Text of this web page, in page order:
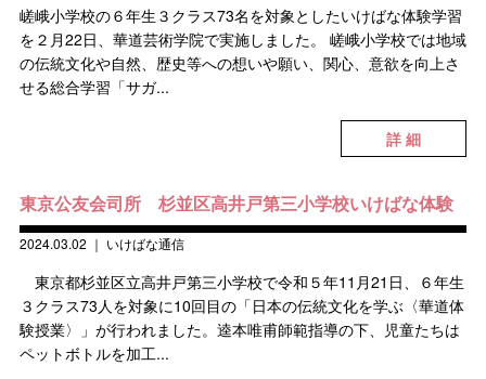
嵯峨小学校の６年生３クラス73名を対象としたいけばな体験学習
を２月22日、華道芸術学院で実施しました。 嵯峨小学校では地域
の伝統文化や自然、歴史等への想いや願い、関心、意欲を向上さ
せる総合学習「サガ...
詳 細
東京公友会司所 杉並区高井戸第三小学校いけばな体験
2024.03.02 ｜ いけばな通信
東京都杉並区立高井戸第三小学校で令和５年11月21日、６年生
３クラス73人を対象に10回目の「日本の伝統文化を学ぶ〈華道体
験授業〉」が行われました。逵本唯甫師範指導の下、児童たちは
ペットボトルを加工...